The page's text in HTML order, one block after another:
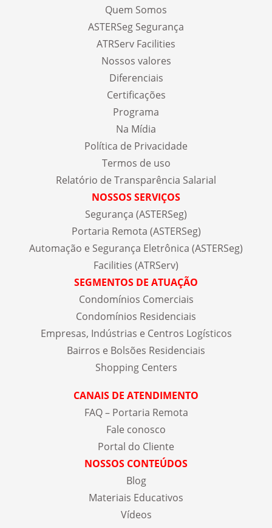
Quem Somos
ASTERSeg Segurança
ATRServ Facilities
Nossos valores
Diferenciais
Certificações
Programa
Na Mídia
Política de Privacidade
Termos de uso
Relatório de Transparência Salarial
NOSSOS SERVIÇOS
Segurança (ASTERSeg)
Portaria Remota (ASTERSeg)
Automação e Segurança Eletrônica (ASTERSeg)
Facilities (ATRServ)
SEGMENTOS DE ATUAÇÃO
Condomínios Comerciais
Condomínios Residenciais
Empresas, Indústrias e Centros Logísticos
Bairros e Bolsões Residenciais
Shopping Centers
CANAIS DE ATENDIMENTO
FAQ – Portaria Remota
Fale conosco
Portal do Cliente
NOSSOS CONTEÚDOS
Blog
Materiais Educativos
Vídeos